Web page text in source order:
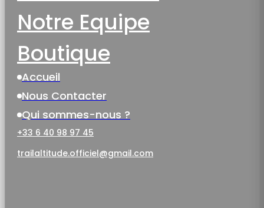
Notre Equipe
Boutique
Accueil
Nous Contacter
Qui sommes-nous ?
+33 6 40 98 97 45
trailaltitude.officiel@gmail.com